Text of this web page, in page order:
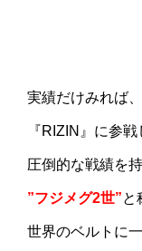
実績だけみれば、
『RIZIN』に参
圧倒的な戦績を
”フジメグ2世”と
世界のベルトに